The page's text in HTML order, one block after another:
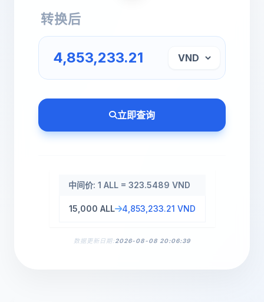
转换后
立即查询
中间价: 1 ALL = 323.5489 VND
15,000 ALL 4,853,233.21 VND
数据更新日期:2026-08-08 20:06:39